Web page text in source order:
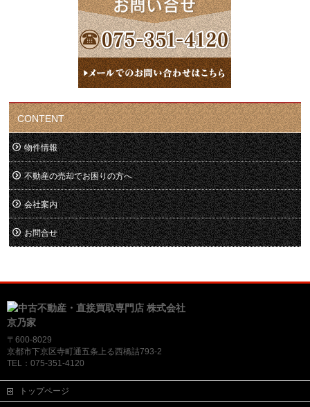
CONTENT
物件情報
不動産の売却でお困りの方へ
会社案内
お問合せ
〒600-8029
京都市下京区寺町通五条上る西橋詰793-2
TEL：075-351-4120
トップページ